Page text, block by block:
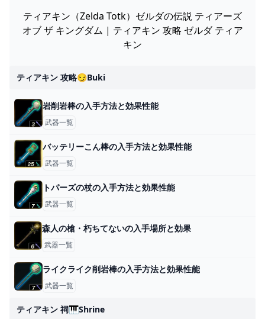
ティアキン（Zelda Totk）ゼルダの伝説 ティアーズ
オブ ザ キングダム | ティアキン 攻略 ゼルダ ティア
キン
ティアキン 攻略😏buki
岩削岩棒の入手方法と効果性能
武器一覧
バッテリーこん棒の入手方法と効果性能
武器一覧
トパーズの杖の入手方法と効果性能
武器一覧
森人の槍・朽ちてないの入手場所と効果
武器一覧
ライクライク削岩棒の入手方法と効果性能
武器一覧
ティアキン 祠🎹shrine